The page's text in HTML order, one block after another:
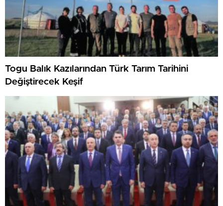
Togu Balık Kazılarından Türk Tarım Tarihini
Değiştirecek Keşif